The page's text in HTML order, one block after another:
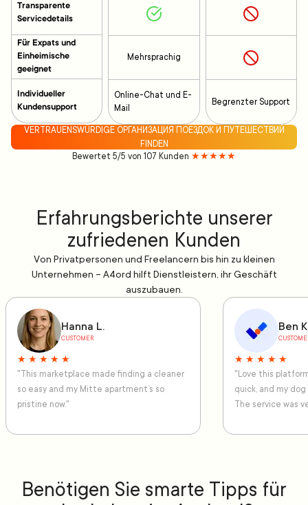
Transparente
Servicedetails
Für Expats und
Einheimische
geeignet
Individueller
Kundensupport
Mehrsprachig
Online-Chat und E-
Mail
Begrenzter Support
VERTRAUENSWÜRDIGE ОРГАНИЗАЦИЯ ПОЕЗДОК И ПУТЕШЕСТВИЙ
FINDEN
Bewertet 5/5 von 107 Kunden ★★★★★
Erfahrungsberichte unserer
zufriedenen Kunden
Von Privatpersonen und Freelancern bis hin zu kleinen
Unternehmen – A4ord hilft Dienstleistern, ihr Geschäft
auszubauen.
Hanna L.
CUSTOMER
★ ★ ★ ★ ★
"This marketplace made finding a cleaner
so easy and my Mitte apartment’s so
pristine now."
Ben
★ ★ ★ ★ ★
"Love this
quick, and my
The service was
Benötigen Sie smarte Tipps für